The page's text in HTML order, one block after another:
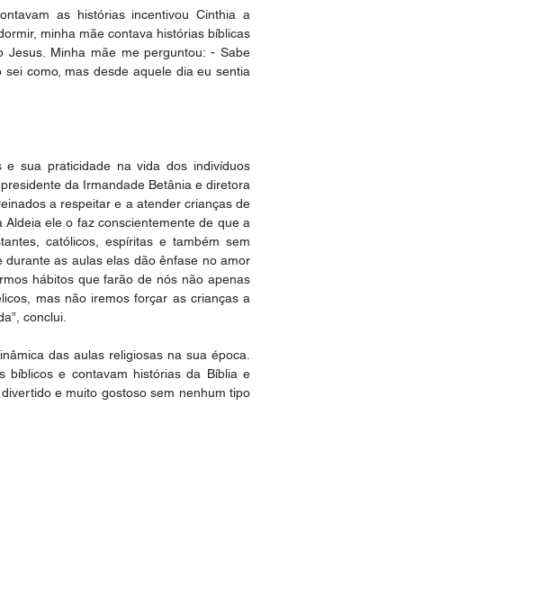
as histórias incentivou Cinthia a
minha mãe contava histórias bíblicas
Minha mãe me perguntou: - Sabe
como, mas desde aquele dia eu sentia
sua praticidade na vida dos indivíduos
da Irmandade Betânia e diretora
a respeitar e a atender crianças de
ele o faz conscientemente de que a
católicos, espíritas e também sem
durante as aulas elas dão ênfase no amor
hábitos que farão de nós não apenas
mas não iremos forçar as crianças a
conclui.
das aulas religiosas na sua época.
bíblicos e contavam histórias da Bíblia e
e muito gostoso sem nenhum tipo